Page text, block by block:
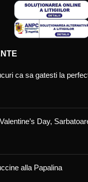
ca sa gatesti la
Day,
alla Papalina